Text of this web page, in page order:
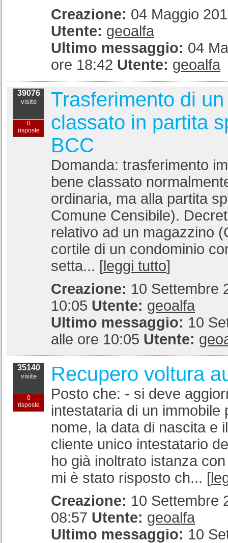
Creazione: 04 Maggio
Utente: geoalfa
Ultimo messaggio: 04
ore 18:42 Utente: geoalfa
39076
visite
0
risposte
Trasferimento di
classato in partita
BCC
Domanda: trasferimento
bene classato
ordinaria, ma alla partita
Comune Censibile).
relativo ad un magazzino
cortile di un condominio
setta... [leggi tutto]
Creazione: 10 Settembre
10:05 Utente: geoalfa
Ultimo messaggio: 10
alle ore 10:05 Utente:
35140
visite
0
risposte
Recupero voltura
Posto che: - si deve
intestataria di un immobile
nome, la data di nascita e
cliente unico intestatario
ho già inoltrato istanza
mi è stato risposto ch... [
Creazione: 10 Settembre
08:57 Utente: geoalfa
Ultimo messaggio: 10